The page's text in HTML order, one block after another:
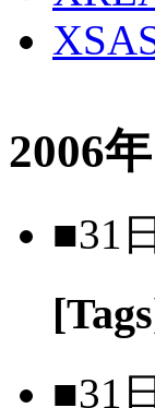
2006
■31
■31